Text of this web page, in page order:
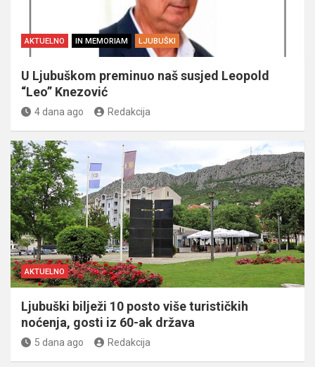
AKTUELNO IN MEMORIAM LJUBUŠKI
U Ljubuškom preminuo naš susjed Leopold
“Leo” Knezović
4 dana ago Redakcija
AKTUELNO
Ljubuški bilježi 10 posto više turističkih
noćenja, gosti iz 60-ak država
5 dana ago Redakcija